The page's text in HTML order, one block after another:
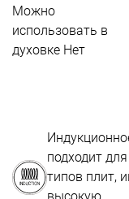
Можно
использовать в
духовке Нет
подходит
типов плит,